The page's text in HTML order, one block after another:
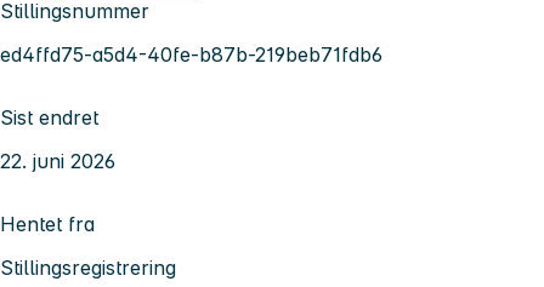
Stillingsnummer
ed4ffd75-a5d4-40fe-b87b-219beb71fdb6
Sist endret
22. juni 2026
Hentet fra
Stillingsregistrering